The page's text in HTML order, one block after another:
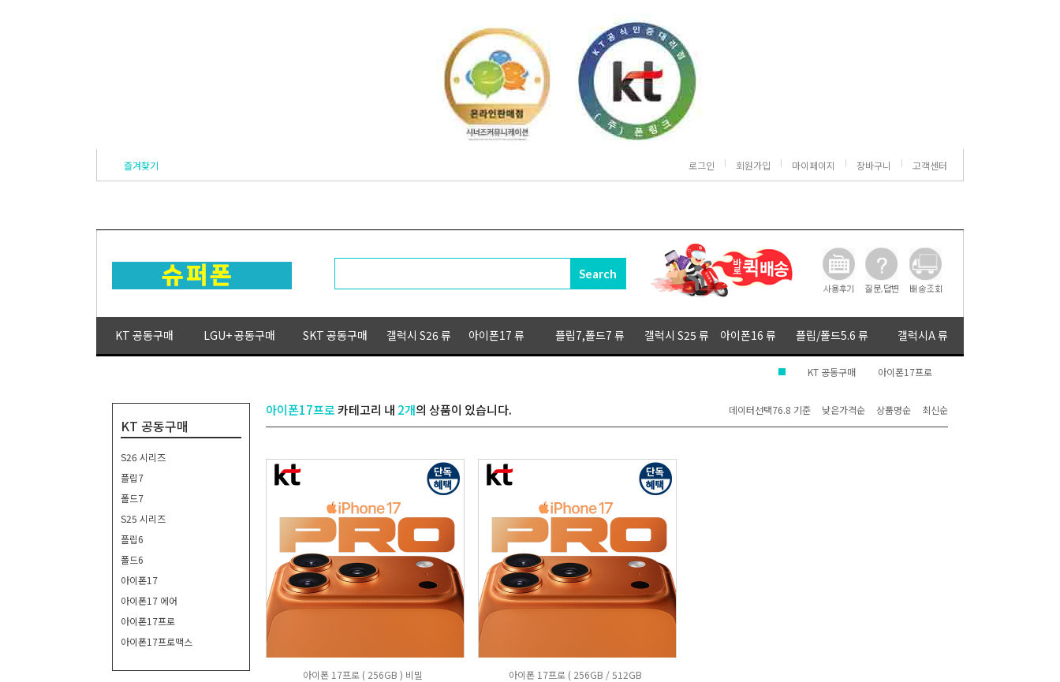
즐겨찾기 로그인 회원가입 마이페이지 장바구니 고객센터
KT 공동구매 LGU+ 공동구매 SKT 공동구매 갤럭시 S26 류 아이폰17 류 플립7,폴드7 류 갤럭시 S25 류 아이폰16 류 플립/폴드5.6 류 갤럭시A 류
KT 공동구매 아이폰17프로
KT 공동구매
S26 시리즈
플립7
폴드7
S25 시리즈
플립6
폴드6
아이폰17
아이폰17 에어
아이폰17프로
아이폰17프로맥스
아이폰17프로카테고리 내 2개의 상품이 있습니다. 데이터선택76.8 기준 낮은가격순 상품명순 최신순
아이폰 17프로 ( 256GB ) 비밀
아이폰 17프로 ( 256GB / 512GB